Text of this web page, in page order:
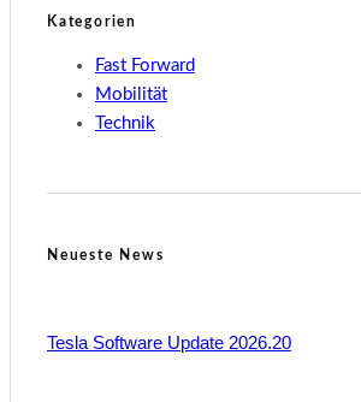
Kategorien
Fast Forward
Mobilität
Technik
Neueste News
Tesla Software Update 2026.20